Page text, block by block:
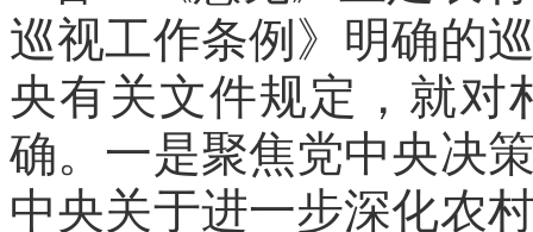
巡视工作条例》明确的
央有关文件规定，就对
确。一是聚焦党中央决
中央关于进一步深化农